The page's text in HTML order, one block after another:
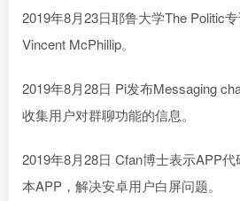
2019年8月23日耶鲁大学The Politic
Vincent McPhillip。
2019年8月28日 Pi发布Messaging
收集用户对群聊功能的信息。
2019年8月28日 Cfan博士表示APP
本APP，解决安卓用户白屏问题。